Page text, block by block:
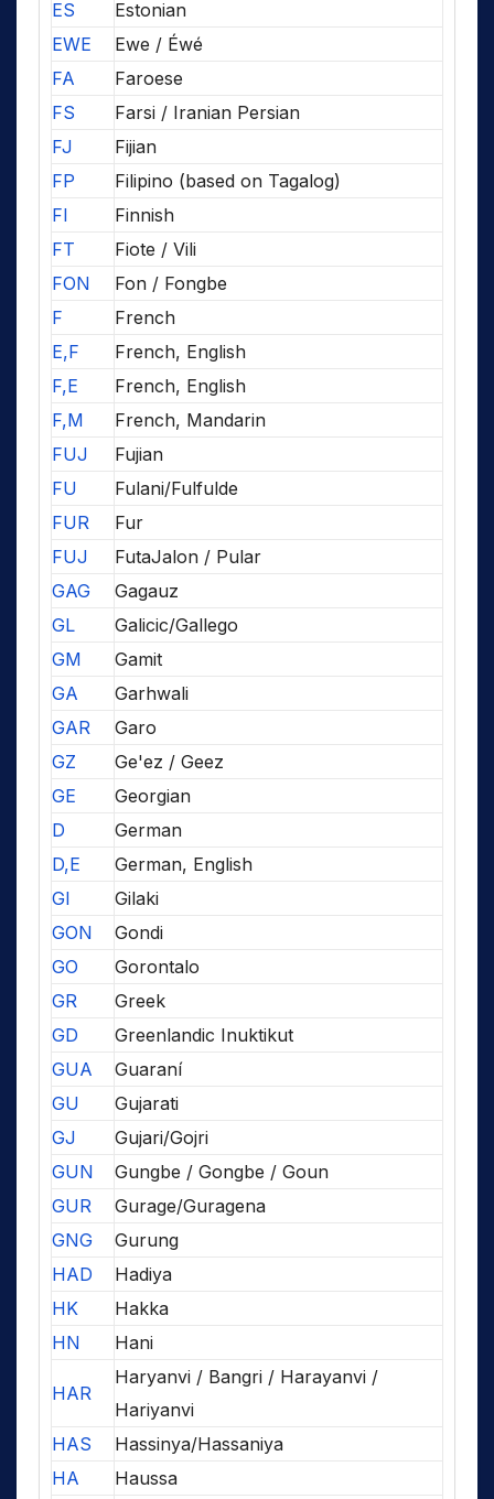
ES
Estonian
EWE
Ewe / Éwé
FA
Faroese
FS
Farsi / Iranian Persian
FJ
Fijian
FP
Filipino (based on Tagalog)
FI
Finnish
FT
Fiote / Vili
FON
Fon / Fongbe
F
French
E,F
French, English
F,E
French, English
F,M
French, Mandarin
FUJ
Fujian
FU
Fulani/Fulfulde
FUR
Fur
FUJ
FutaJalon / Pular
GAG
Gagauz
GL
Galicic/Gallego
GM
Gamit
GA
Garhwali
GAR
Garo
GZ
Ge'ez / Geez
GE
Georgian
D
German
D,E
German, English
GI
Gilaki
GON
Gondi
GO
Gorontalo
GR
Greek
GD
Greenlandic Inuktikut
GUA
Guaraní
GU
Gujarati
GJ
Gujari/Gojri
GUN
Gungbe / Gongbe / Goun
GUR
Gurage/Guragena
GNG
Gurung
HAD
Hadiya
HK
Hakka
HN
Hani
HAR
Haryanvi / Bangri / Harayanvi /
Hariyanvi
HAS
Hassinya/Hassaniya
HA
Haussa